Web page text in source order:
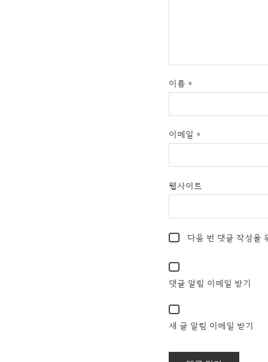
이름 *
이메일 *
웹사이트
다음 번 댓글 작성을
댓글 알림 이메일 받기
새 글 알림 이메일 받기